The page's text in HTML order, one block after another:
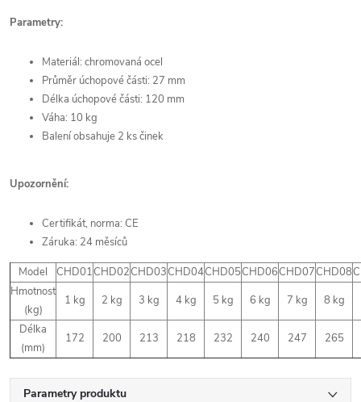
Parametry:
Materiál: chromovaná ocel
Průměr úchopové části: 27 mm
Délka úchopové části: 120 mm
Váha: 10 kg
Balení obsahuje 2 ks činek
Upozornění:
Certifikát, norma: CE
Záruka: 24 měsíců
Model CHD01CHD02CHD03CHD04CHD05CHD06CHD07CHD08
Hmotnost
(kg)
1 kg 2 kg 3 kg 4 kg 5 kg 6 kg 7 kg 8 kg
Délka
(mm)
172 200 213 218 232 240 247 265
Parametry produktu